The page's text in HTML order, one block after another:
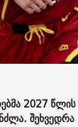
2027 წლის